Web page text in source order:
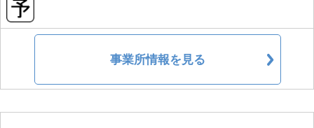
事業所情報を見る